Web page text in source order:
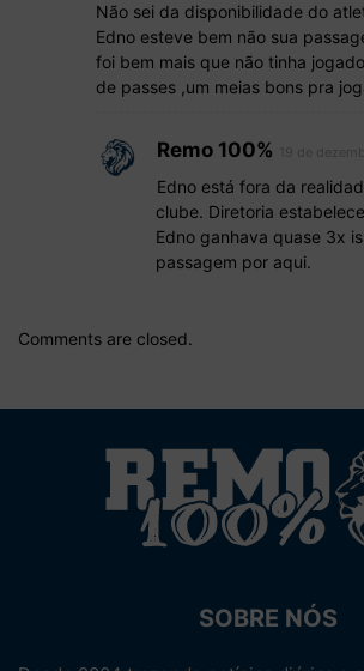
Não sei da disponibilidade do
Edno esteve bem não sua
foi bem mais que não tinha
de passes ,um meias bons pra
Remo 100%
Edno está fora da
clube. Diretoria
Edno ganhava quase 3x
passagem por aqui.
Comments are closed.
SOBRE NÓS